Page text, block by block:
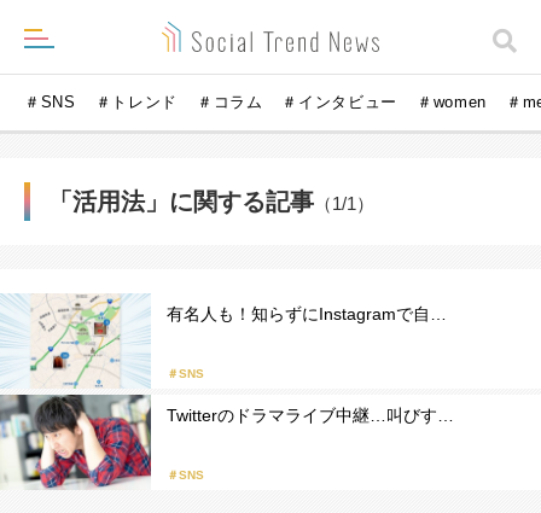
＃SNS ＃トレンド ＃コラム ＃インタビュー ＃women ＃
「活用法」に関する記事 （1/1）
有名人も！知らずにInstagramで自…
＃SNS
Twitterのドラマライブ中継…叫びす…
＃SNS